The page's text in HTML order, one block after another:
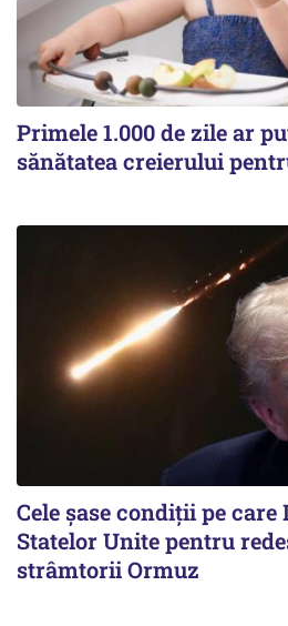
Primele 1.000 de zile ar
sănătatea creierului
Cele șase condiții pe
Statelor Unite pentru
strâmtorii Ormuz